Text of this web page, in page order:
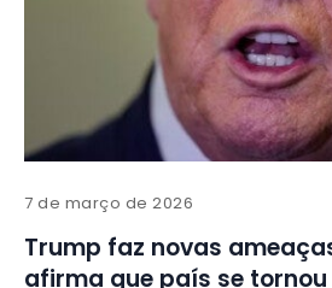
7 de março de 2026
Trump faz novas
afirma que país se